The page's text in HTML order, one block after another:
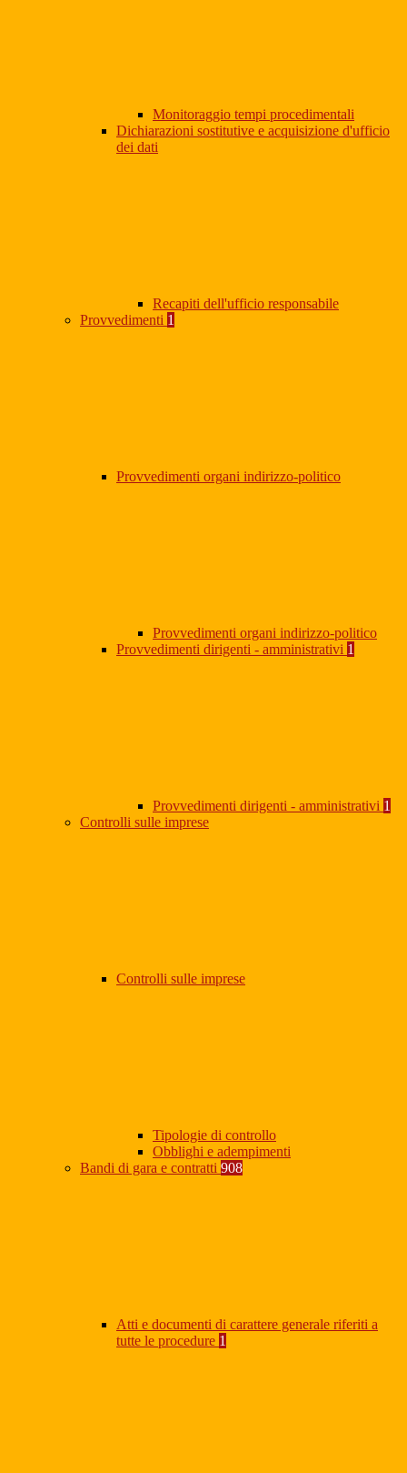
Monitoraggio tempi procedimentali
Dichiarazioni sostitutive e acquisizione d'ufficio
dei dati
Recapiti dell'ufficio responsabile
Provvedimenti 1
Provvedimenti organi indirizzo-politico
Provvedimenti organi indirizzo-politico
Provvedimenti dirigenti - amministrativi 1
Provvedimenti dirigenti - amministrativi 1
Controlli sulle imprese
Controlli sulle imprese
Tipologie di controllo
Obblighi e adempimenti
Bandi di gara e contratti 908
Atti e documenti di carattere generale riferiti a
tutte le procedure 1